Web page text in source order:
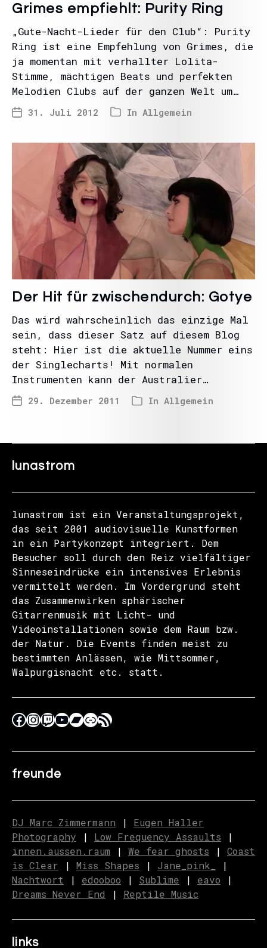
Grimes empfiehlt: Purity Ring
„Gute-Nacht-Lieder für den Club“: Purity
Ring ist eine Empfehlung von Grimes, die
ja momentan mit verhallter Lolita-
Stimme, mächtigen Beats und perfekten
Melodien Clubs auf der ganzen Welt um…
31. Juli 2012 In Allgemein
Der Hit für zwischendurch: Gotye
Das wird wahrscheinlich das einzige Mal
sein, dass dieser Satz auf diesem Blog
steht: Hier ist die aktuelle Nummer eins
der Singlecharts! Mit normalen
Instrumenten kann der Australier…
29. Dezember 2011 In Allgemein
lunastrom
lunastrom ist ein Veranstaltungsprojekt,
das seit 2001 audiovisuelle Kunstformen
in ein Partykonzept integriert. Dem
Besucher soll durch den Reiz vielfältiger
Sinneseindrücke ein intensives Erlebnis
vermittelt werden. Im Vordergrund steht
das Zusammenwirken sphärischer
Gitarrenmusik mit Licht- und
Videoinstallationen sowie dem Raum bzw.
der Natur. Die Events finden meist zu
bestimmten Anlässen, wie Mittsommer,
Walpurgisnacht etc. statt.
freunde
DJ Marc Zimmermann | Eugen Haller
Photography | Low Frequency Assaults |
innen.aussen.raum | We fear ghosts | Coast
is Clear | Miss Shapes | Jane_pink_
|
Nachtwort | edooboo | Sublime | eavo |
Dreams Never End | Reptile Music
links